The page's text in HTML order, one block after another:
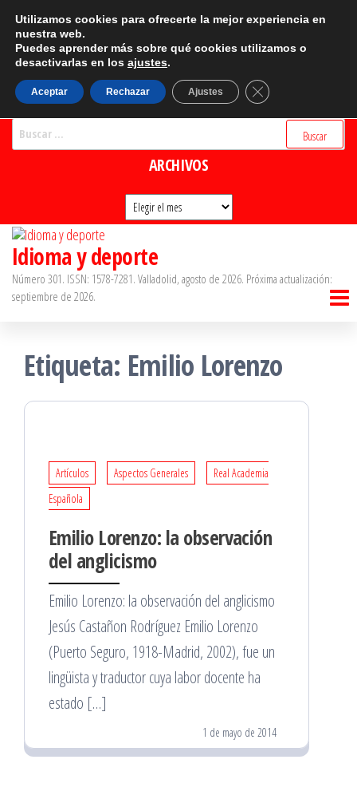
Saltar
contenido
CATEGORÍAS
Categorías
BUSCADOR
ARCHIVOS
Archivos
Idioma y deporte
Número 301. ISSN: 1578-7281. Valladolid, agosto de 2026. Próxima actualización:
septiembre de 2026.
Etiqueta: Emilio Lorenzo
Artículos Aspectos Generales
Real Academia
Española
Emilio Lorenzo: la observación
del anglicismo
Emilio Lorenzo: la observación del anglicismo
Jesús Castañon Rodríguez Emilio Lorenzo
(Puerto Seguro, 1918-Madrid, 2002), fue un
lingüista y traductor cuya labor docente ha
estado […]
1 de mayo de 2014
Utilizamos cookies para ofrecerte la mejor experiencia en
nuestra web.
Puedes aprender más sobre qué cookies utilizamos o
desactivarlas en los ajustes.
Aceptar Rechazar Ajustes Cerrar el banner